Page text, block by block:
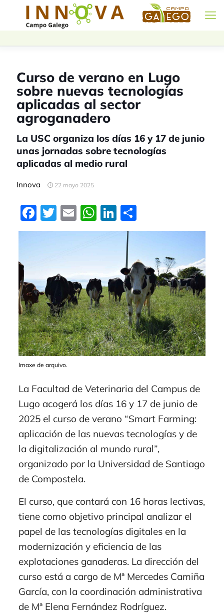
Curso de verano en Lugo
sobre nuevas tecnologías
aplicadas al sector
agroganadero
La USC organiza los días 16 y 17 de junio
unas jornadas sobre tecnologías
aplicadas al medio rural
Innova 22 mayo 2025
Facebook
Twitter
EmailWhatsApp
LinkedIn
Compartir
Imaxe de arquivo.
La Facultad de Veterinaria del Campus de
Lugo acogerá los días 16 y 17 de junio de
2025 el curso de verano “Smart Farming:
aplicación de las nuevas tecnologías y de
la digitalización al mundo rural”,
organizado por la Universidad de Santiago
de Compostela.
El curso, que contará con 16 horas lectivas,
tiene como objetivo principal analizar el
papel de las tecnologías digitales en la
modernización y eficiencia de las
explotaciones ganaderas. La dirección del
curso está a cargo de Mª Mercedes Camiña
García, con la coordinación administrativa
de Mª Elena Fernández Rodríguez.